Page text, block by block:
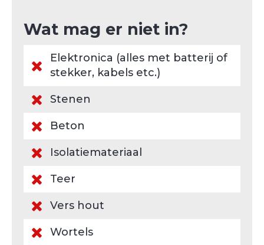
Wat mag er niet in?
Elektronica (alles met batterij of
stekker, kabels etc.)
Stenen
Beton
Isolatiemateriaal
Teer
Vers hout
Wortels